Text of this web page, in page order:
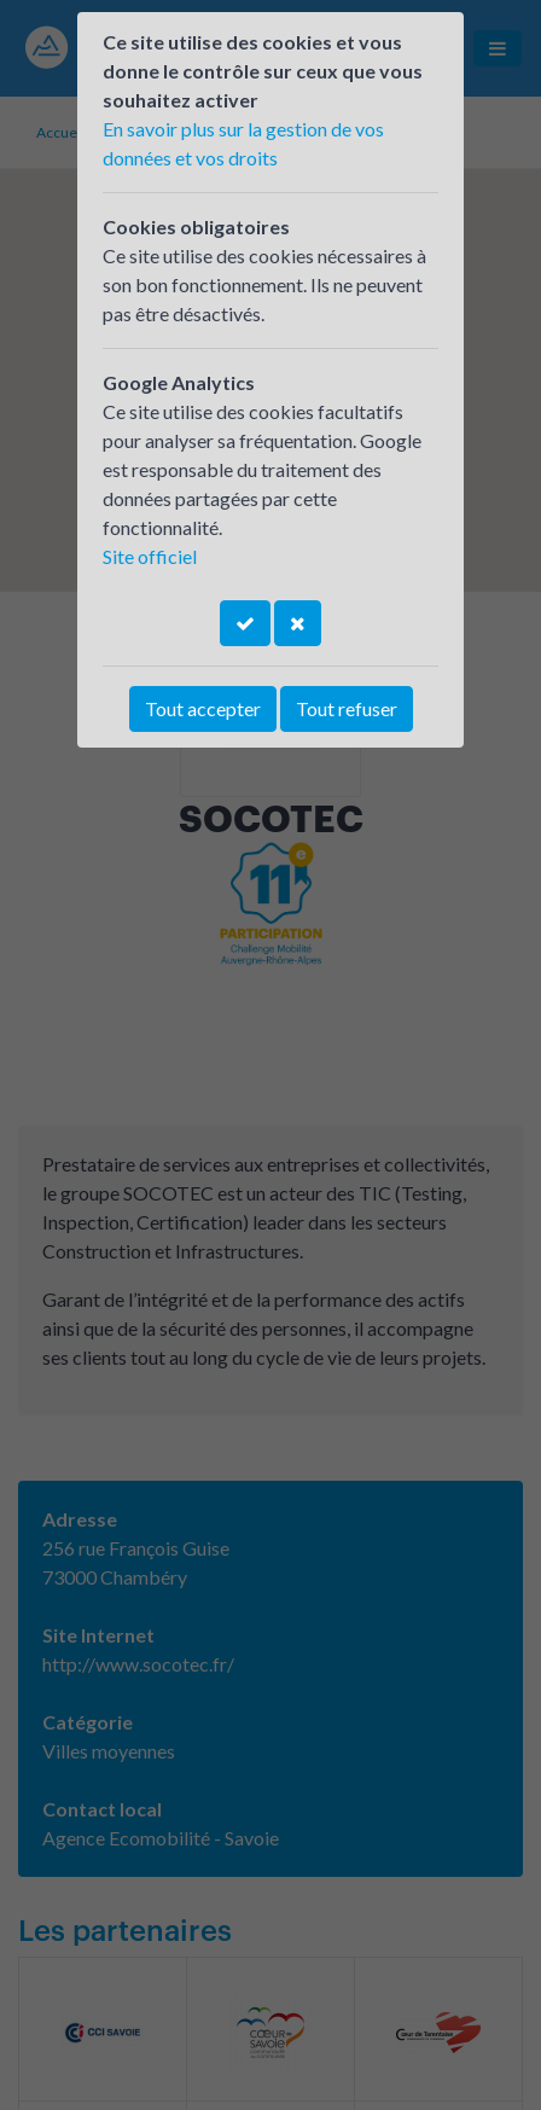
Accueil Établissements inscrits SOCOTEC
SOCOTEC
Prestataire de services aux entreprises et collectivités,
le groupe SOCOTEC est un acteur des TIC (Testing,
Inspection, Certification) leader dans les secteurs
Construction et Infrastructures.
Garant de l’intégrité et de la performance des actifs
ainsi que de la sécurité des personnes, il accompagne
ses clients tout au long du cycle de vie de leurs projets.
Adresse
256 rue François Guise
73000 Chambéry
Site Internet
http://www.socotec.fr/
Catégorie
Villes moyennes
Contact local
Agence Ecomobilité - Savoie
Les partenaires
Ce site utilise des cookies et vous
donne le contrôle sur ceux que vous
souhaitez activer
En savoir plus sur la gestion de vos
données et vos droits
Cookies obligatoires
Ce site utilise des cookies nécessaires à
son bon fonctionnement. Ils ne peuvent
pas être désactivés.
Google Analytics
Ce site utilise des cookies facultatifs
pour analyser sa fréquentation. Google
est responsable du traitement des
données partagées par cette
fonctionnalité.
Site officiel
Tout accepter Tout refuser